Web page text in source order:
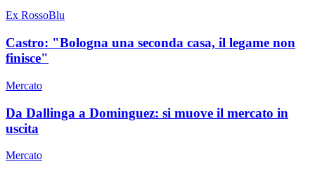
Ex RossoBlu
Castro: "Bologna una seconda casa, il legame non
finisce"
Mercato
Da Dallinga a Dominguez: si muove il mercato in
uscita
Mercato